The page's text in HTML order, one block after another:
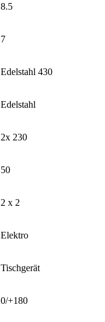
8.5
7
Edelstahl 430
Edelstahl
2x 230
50
2 x 2
Elektro
Tischgerät
0/+180